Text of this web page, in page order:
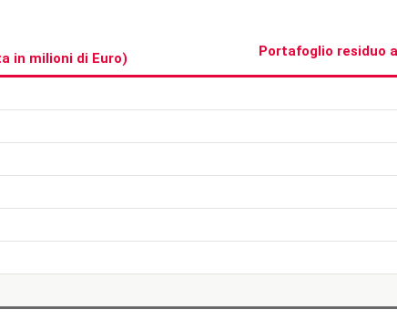
in milioni di Euro)
Portafoglio residuo